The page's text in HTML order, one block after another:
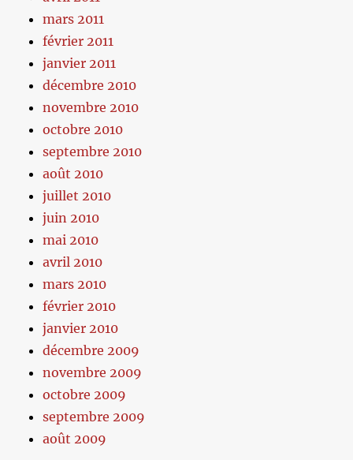
mars 2011
février 2011
janvier 2011
décembre 2010
novembre 2010
octobre 2010
septembre 2010
août 2010
juillet 2010
juin 2010
mai 2010
avril 2010
mars 2010
février 2010
janvier 2010
décembre 2009
novembre 2009
octobre 2009
septembre 2009
août 2009